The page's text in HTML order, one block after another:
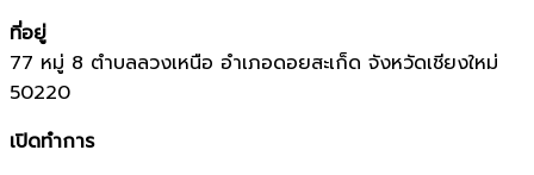
ที่อยู่
77 หมู่ 8 ตำบลลวงเหนือ อำเภอดอยสะเก็ด จังหวัดเชียงใหม่
50220
เปิดทำการ